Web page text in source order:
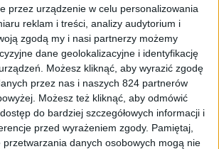
przez urządzenie w celu personalizowania
reklam i treści, analizy audytorium i
zgodą my i nasi partnerzy możemy
dane geolokalizacyjne i identyfikację
Możesz kliknąć, aby wyrazić zgodę
przez nas i naszych 824 partnerów
Możesz też kliknąć, aby odmówić
do bardziej szczegółowych informacji i
przed wyrażeniem zgody. Pamiętaj,
danych osobowych mogą nie